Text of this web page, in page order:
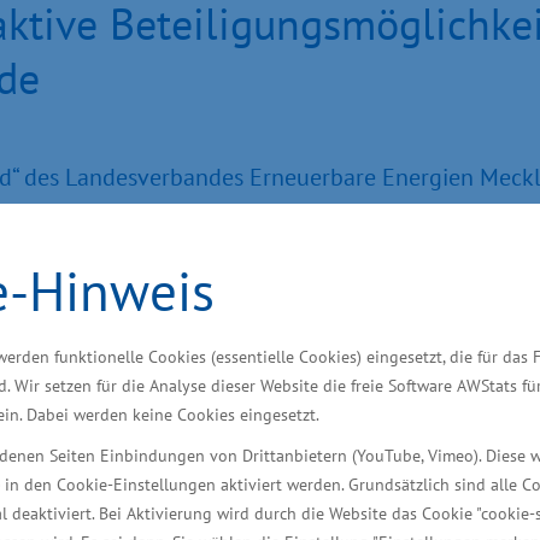
Hinweis
funktionelle Cookies (essentielle Cookies) eingesetzt, die für das
Wir setzen für die Analyse dieser Website die freie Software AWStats
Dabei werden keine Cookies eingesetzt.
Seiten Einbindungen von Drittanbietern (YouTube, Vimeo). Diese
in den Cookie-Einstellungen aktiviert werden. Grundsätzlich sind alle
Bei Aktivierung wird durch die Website das Cookie "cookie-
des Landesverbandes Erneuerbare Energien
Mecklenburg-Vorpommern für ein Vorantreiben
erneuerbaren Energien - und wir wollen das
heute rechnerisch zu 100 Prozent aus
in allen Sektoren – Strom, Wärme und
klimaneutral werden. Wichtig ist: Nur mit
können neue Anlagen
attraktive Strompreise haben. Die
sagte die Staatssekretärin im Ministerium für